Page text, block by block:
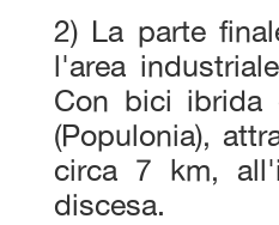
2) La parte
l'area
Con bici ibrida
(Populonia),
circa 7 km,
discesa.